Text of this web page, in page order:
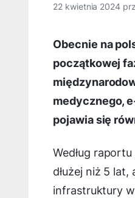
22 kwietnia 2024
Obecnie na
początkowej
medycznego,
pojawia się
Według
dłużej niż 5
infrastruktury